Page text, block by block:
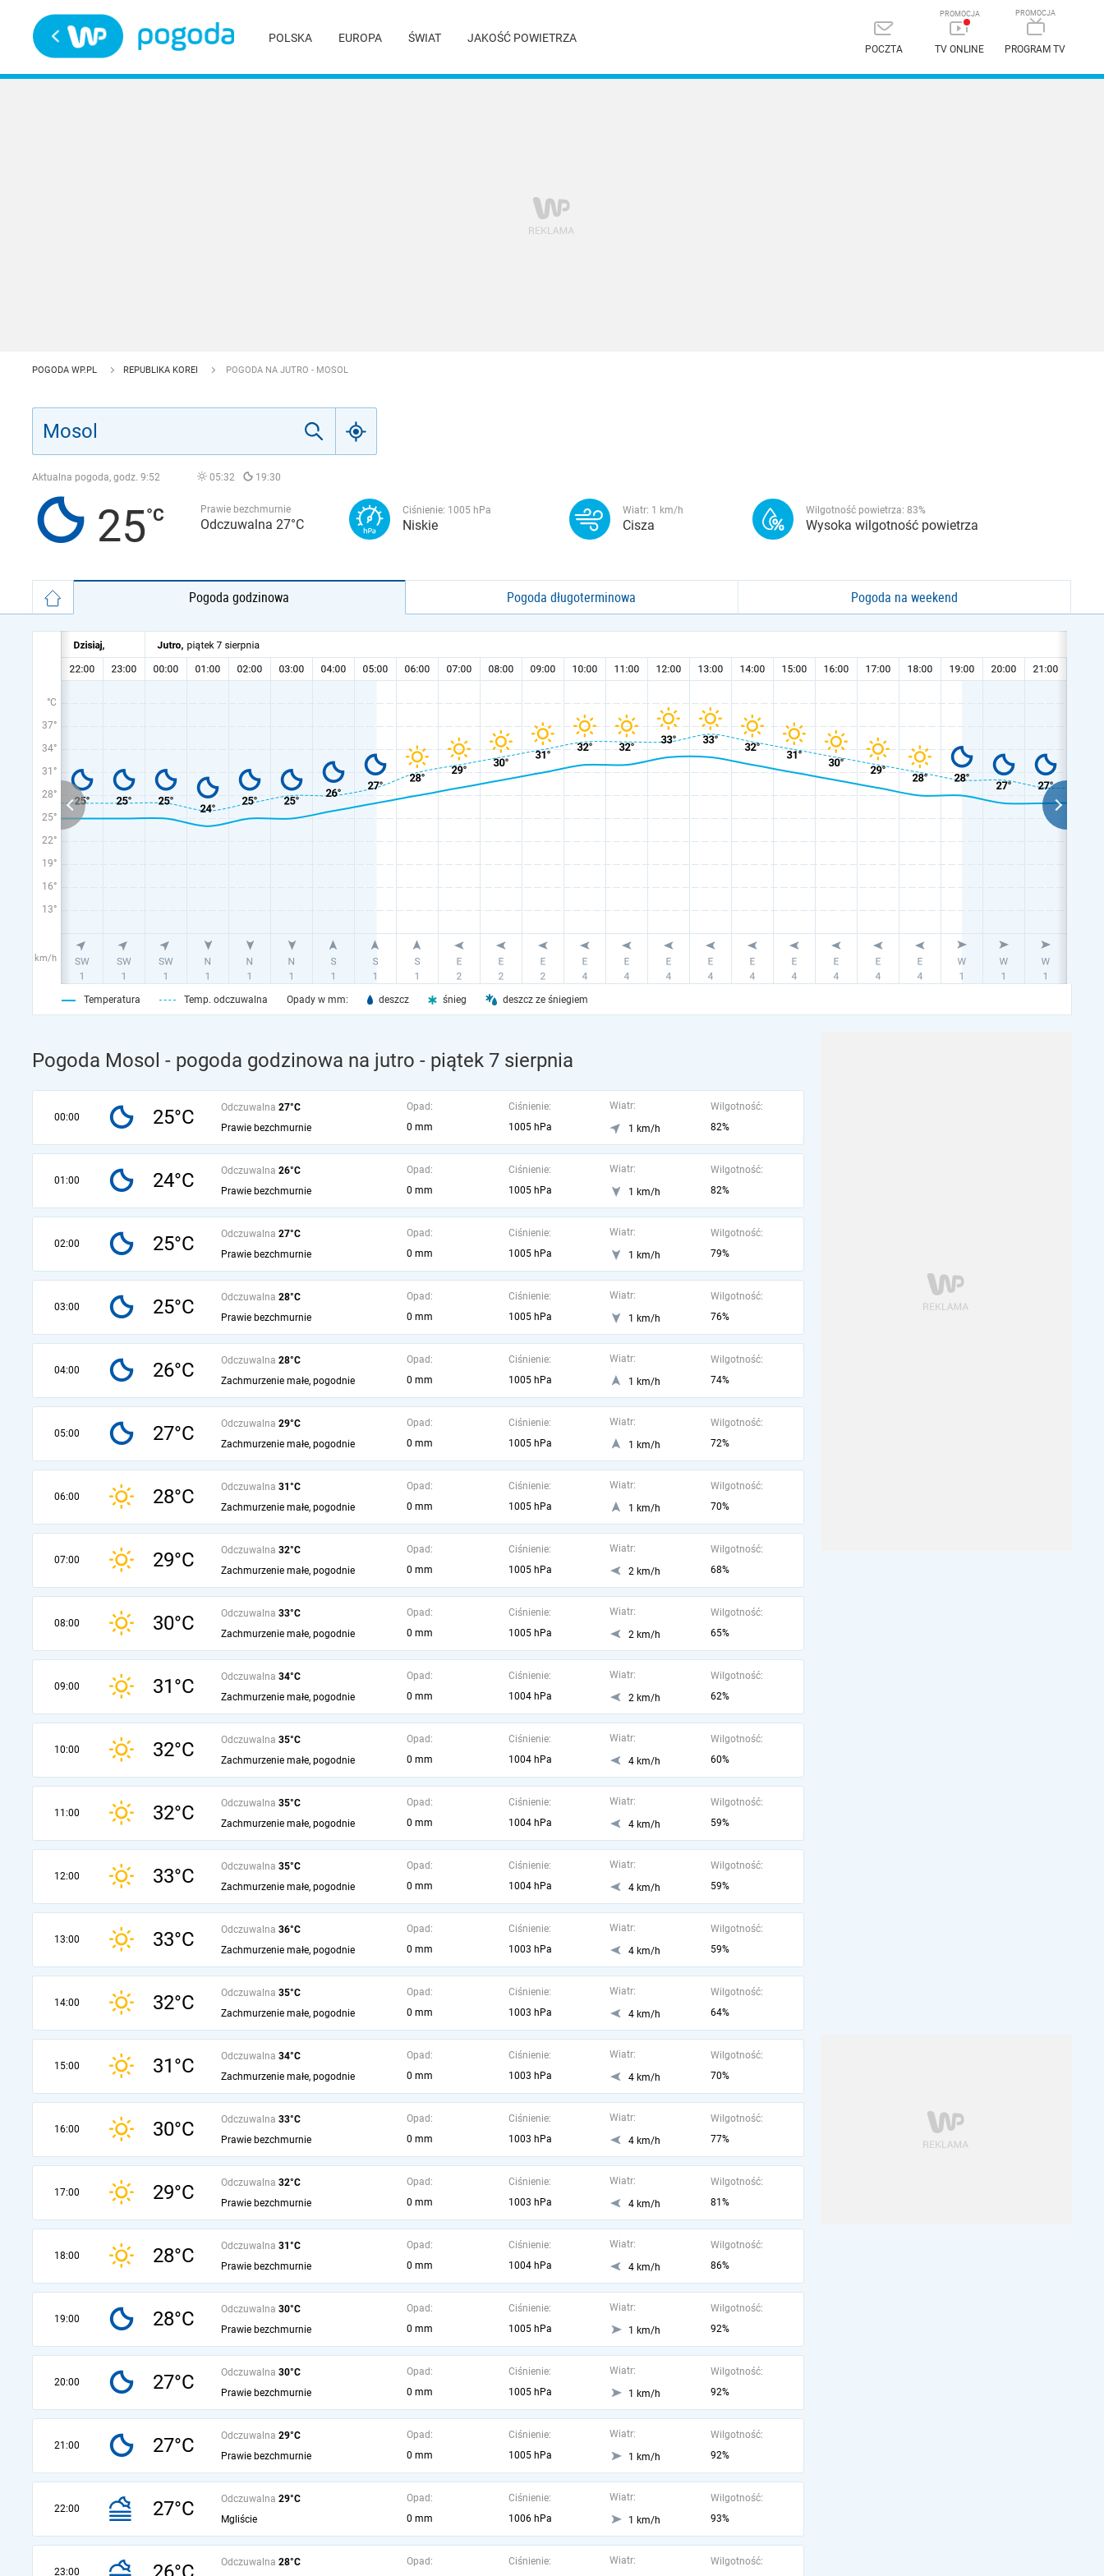
POLSKA EUROPA ŚWIAT JAKOŚĆ POWIETRZA
POCZTA TV ONLINE PROGRAM TV
POGODA WP.PL REPUBLIKA KOREI POGODA NA JUTRO - MOSOL
Aktualna pogoda, godz. 9:52 05:32 19:30
25 Prawie bezchmurnie
Odczuwalna 27°C
Ciśnienie: 1005 hPa
Niskie
Wiatr: 1 km/h
Cisza
Wilgotność powietrza: 83%
Wysoka wilgotność powietrza
Pogoda godzinowa Pogoda długoterminowa Pogoda na weekend
°C
37°
34°
31°
28°
25°
22°
19°
16°
13°
km/h
Temperatura Temp. odczuwalna Opady w mm: deszcz śnieg deszcz ze śniegiem
Pogoda Mosol - pogoda godzinowa na jutro - piątek 7 sierpnia
00:00 25°C Odczuwalna 27°C
Prawie bezchmurnie
Opad:
0 mm
Ciśnienie:
1005 hPa
Wiatr:
1 km/h
Wilgotność:
82%
01:00 24°C Odczuwalna 26°C
Prawie bezchmurnie
Opad:
0 mm
Ciśnienie:
1005 hPa
Wiatr:
1 km/h
Wilgotność:
82%
02:00 25°C Odczuwalna 27°C
Prawie bezchmurnie
Opad:
0 mm
Ciśnienie:
1005 hPa
Wiatr:
1 km/h
Wilgotność:
79%
03:00 25°C Odczuwalna 28°C
Prawie bezchmurnie
Opad:
0 mm
Ciśnienie:
1005 hPa
Wiatr:
1 km/h
Wilgotność:
76%
04:00 26°C Odczuwalna 28°C
Zachmurzenie małe, pogodnie
Opad:
0 mm
Ciśnienie:
1005 hPa
Wiatr:
1 km/h
Wilgotność:
74%
05:00 27°C Odczuwalna 29°C
Zachmurzenie małe, pogodnie
Opad:
0 mm
Ciśnienie:
1005 hPa
Wiatr:
1 km/h
Wilgotność:
72%
06:00 28°C Odczuwalna 31°C
Zachmurzenie małe, pogodnie
Opad:
0 mm
Ciśnienie:
1005 hPa
Wiatr:
1 km/h
Wilgotność:
70%
07:00 29°C Odczuwalna 32°C
Zachmurzenie małe, pogodnie
Opad:
0 mm
Ciśnienie:
1005 hPa
Wiatr:
2 km/h
Wilgotność:
68%
08:00 30°C Odczuwalna 33°C
Zachmurzenie małe, pogodnie
Opad:
0 mm
Ciśnienie:
1005 hPa
Wiatr:
2 km/h
Wilgotność:
65%
09:00 31°C Odczuwalna 34°C
Zachmurzenie małe, pogodnie
Opad:
0 mm
Ciśnienie:
1004 hPa
Wiatr:
2 km/h
Wilgotność:
62%
10:00 32°C Odczuwalna 35°C
Zachmurzenie małe, pogodnie
Opad:
0 mm
Ciśnienie:
1004 hPa
Wiatr:
4 km/h
Wilgotność:
60%
11:00 32°C Odczuwalna 35°C
Zachmurzenie małe, pogodnie
Opad:
0 mm
Ciśnienie:
1004 hPa
Wiatr:
4 km/h
Wilgotność:
59%
12:00 33°C Odczuwalna 35°C
Zachmurzenie małe, pogodnie
Opad:
0 mm
Ciśnienie:
1004 hPa
Wiatr:
4 km/h
Wilgotność:
59%
13:00 33°C Odczuwalna 36°C
Zachmurzenie małe, pogodnie
Opad:
0 mm
Ciśnienie:
1003 hPa
Wiatr:
4 km/h
Wilgotność:
59%
14:00 32°C Odczuwalna 35°C
Zachmurzenie małe, pogodnie
Opad:
0 mm
Ciśnienie:
1003 hPa
Wiatr:
4 km/h
Wilgotność:
64%
15:00 31°C Odczuwalna 34°C
Zachmurzenie małe, pogodnie
Opad:
0 mm
Ciśnienie:
1003 hPa
Wiatr:
4 km/h
Wilgotność:
70%
16:00 30°C Odczuwalna 33°C
Prawie bezchmurnie
Opad:
0 mm
Ciśnienie:
1003 hPa
Wiatr:
4 km/h
Wilgotność:
77%
17:00 29°C Odczuwalna 32°C
Prawie bezchmurnie
Opad:
0 mm
Ciśnienie:
1003 hPa
Wiatr:
4 km/h
Wilgotność:
81%
18:00 28°C Odczuwalna 31°C
Prawie bezchmurnie
Opad:
0 mm
Ciśnienie:
1004 hPa
Wiatr:
4 km/h
Wilgotność:
86%
19:00 28°C Odczuwalna 30°C
Prawie bezchmurnie
Opad:
0 mm
Ciśnienie:
1005 hPa
Wiatr:
1 km/h
Wilgotność:
92%
20:00 27°C Odczuwalna 30°C
Prawie bezchmurnie
Opad:
0 mm
Ciśnienie:
1005 hPa
Wiatr:
1 km/h
Wilgotność:
92%
21:00 27°C Odczuwalna 29°C
Prawie bezchmurnie
Opad:
0 mm
Ciśnienie:
1005 hPa
Wiatr:
1 km/h
Wilgotność:
92%
22:00 27°C Odczuwalna 29°C
Mgliście
Opad:
0 mm
Ciśnienie:
1006 hPa
Wiatr:
1 km/h
Wilgotność:
93%
23:00
Odczuwalna 28°C
Opad:
Ciśnienie:
Wiatr:
Wilgotność: